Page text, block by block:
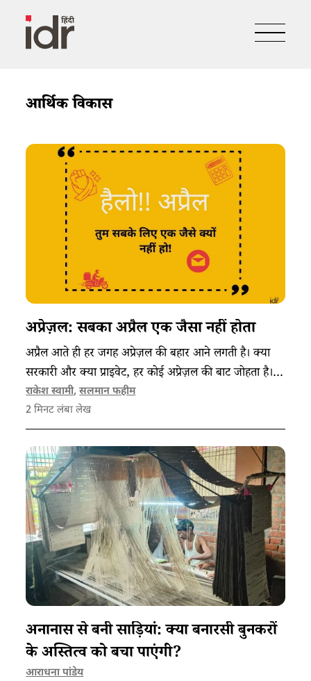
आर्थिक विकास
अप्रेज़ल: सबका अप्रैल एक जैसा नहीं होता
अप्रैल आते ही हर जगह अप्रेज़ल की बहार आने लगती है। क्या
सरकारी और क्या प्राइवेट, हर कोई अप्रेज़ल की बाट जोहता है।
लेकिन यह महीना सबके लिए अलग-अलग गुल खिलाता है!
राकेश स्वामी,सलमान फहीम
2 मिनट लंबा लेख
अनानास से बनी साड़ियां: क्या बनारसी बुनकरों
के अस्तित्व को बचा पाएंगी?
आराधना पांडेय